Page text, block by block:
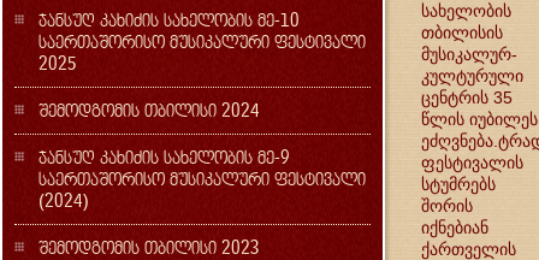
ჯანსუღ კახიძის სახელობის მე-10
საერთაშორისო მუსიკალური ფესტივალი
2025
შემოდგომის თბილისი 2024
ჯანსუღ კახიძის სახელობის მე-9
საერთაშორისო მუსიკალური ფესტივალი
(2024)
შემოდგომის თბილისი 2023
სახელობის
თბილისის
მუსიკალურ-
კულტურული
ცენტრის 35
წლის იუბილეს
ფესტივალის
სტუმრებს
შორის
იქნებიან
ქართველის